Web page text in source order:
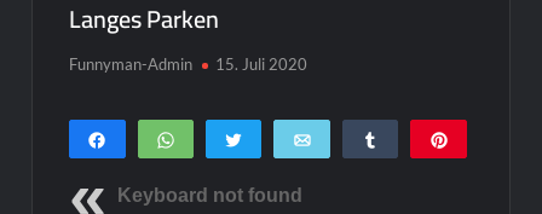
Langes Parken
Funnyman-Admin 15. Juli 2020
Teilen WhatsApp Twittern E-Mail Teilen
SHARES
Keyboard not found